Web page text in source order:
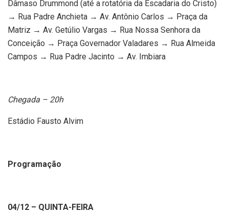
Dâmaso Drummond (até a rotatória da Escadaria do Cristo)
→ Rua Padre Anchieta → Av. Antônio Carlos → Praça da
Matriz → Av. Getúlio Vargas → Rua Nossa Senhora da
Conceição → Praça Governador Valadares → Rua Almeida
Campos → Rua Padre Jacinto → Av. Imbiara
Chegada – 20h
Estádio Fausto Alvim
Programação
04/12 – QUINTA-FEIRA